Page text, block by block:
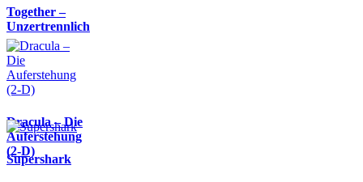
Together –
Unzertrennlich
Dracula – Die
Auferstehung
(2-D)
Supershark